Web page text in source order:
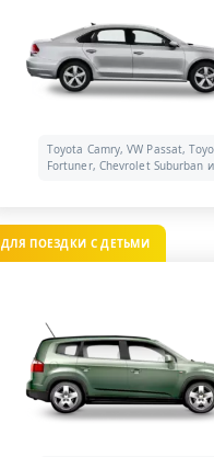
Toyota Camry, VW Passat,
Fortuner, Chevrolet Suburban
ДЛЯ ПОЕЗДКИ С ДЕТЬМИ